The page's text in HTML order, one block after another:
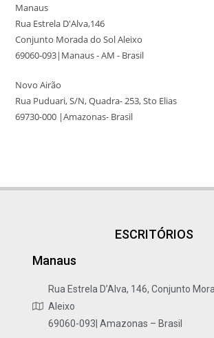
Manaus
Rua Estrela D'Alva,146
Conjunto Morada do Sol Aleixo
69060-093|Manaus - AM - Brasil
Novo Airão
Rua Puduari, S/N, Quadra- 253, Sto Elias
69730-000 |Amazonas- Brasil
ESCRITÓRIOS
Manaus
Rua Estrela D’Alva, 146, Conjunto
Aleixo
69060-093| Amazonas – Brasil